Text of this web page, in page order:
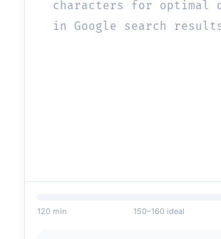
120 min 150–160 ideal